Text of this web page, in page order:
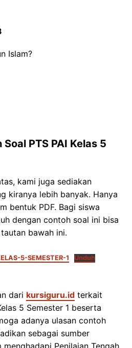
Islam?
PTS PAI Kelas 5
kami juga sediakan
kiranya lebih banyak. Hanya
bentuk PDF. Bagi siswa
dengan contoh soal ini bisa
bawah ini.
5-SEMESTER-1 Unduh
dari kursiguru.id terkait
5 Semester 1 beserta
adanya ulasan contoh
sebagai sumber
Penilaian Tengah